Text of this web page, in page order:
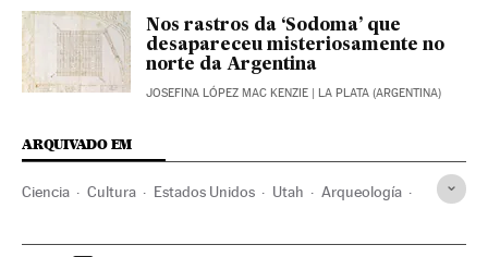
Nos rastros da ‘Sodoma’ que
desapareceu misteriosamente no
norte da Argentina
JOSEFINA LÓPEZ MAC KENZIE | LA PLATA (ARGENTINA)
ARQUIVADO EM
Ciencia Cultura Estados Unidos Utah Arqueología